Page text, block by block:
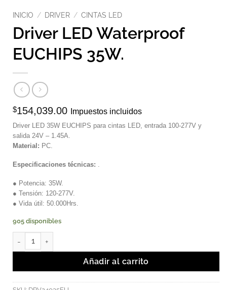
INICIO / DRIVER / CINTAS LED
Driver LED Waterproof
EUCHIPS 35W.
$154,039.00 Impuestos incluidos
Driver LED 35W EUCHIPS para cintas LED, entrada 100-277V y
salida 24V – 1.45A.
Material: PC.
Especificaciones técnicas: .
● Potencia: 35W.
● Tensión: 120-277V.
● Vida útil: 50.000Hrs.
905 disponibles
Driver LED Waterproof EUCHIPS 35W. cantidad
Añadir al carrito